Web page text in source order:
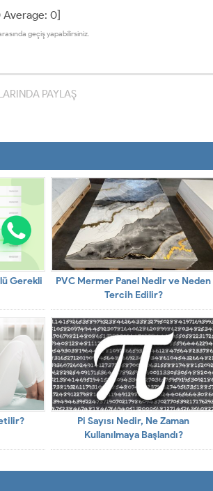
Average: 0]
geçiş yapabilirsiniz.
PAYLAŞ
Gerekli
PVC Mermer Panel Nedir ve Neden
Tercih Edilir?
Pi Sayısı Nedir, Ne Zaman
Kullanılmaya Başlandı?